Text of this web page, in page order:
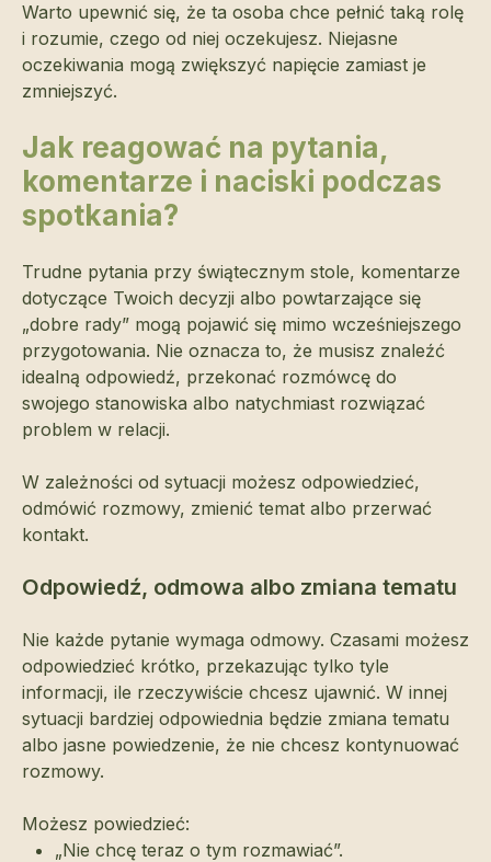
Warto upewnić się, że ta osoba chce pełnić taką rolę
i rozumie, czego od niej oczekujesz. Niejasne
oczekiwania mogą zwiększyć napięcie zamiast je
zmniejszyć.
Jak reagować na pytania,
komentarze i naciski podczas
spotkania?
Trudne pytania przy świątecznym stole, komentarze
dotyczące Twoich decyzji albo powtarzające się
„dobre rady” mogą pojawić się mimo wcześniejszego
przygotowania. Nie oznacza to, że musisz znaleźć
idealną odpowiedź, przekonać rozmówcę do
swojego stanowiska albo natychmiast rozwiązać
problem w relacji.
W zależności od sytuacji możesz odpowiedzieć,
odmówić rozmowy, zmienić temat albo przerwać
kontakt.
Odpowiedź, odmowa albo zmiana tematu
Nie każde pytanie wymaga odmowy. Czasami możesz
odpowiedzieć krótko, przekazując tylko tyle
informacji, ile rzeczywiście chcesz ujawnić. W innej
sytuacji bardziej odpowiednia będzie zmiana tematu
albo jasne powiedzenie, że nie chcesz kontynuować
rozmowy.
Możesz powiedzieć:
„Nie chcę teraz o tym rozmawiać”.